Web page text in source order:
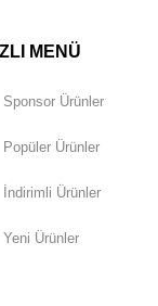
MENÜ
Sponsor Ürünler
Popüler Ürünler
İndirimli Ürünler
Yeni Ürünler